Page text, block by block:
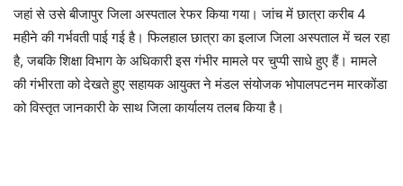
जहां से उसे बीजापुर जिला अस्पताल रेफर किया गया। जांच में छात्रा करीब 4
महीने की गर्भवती पाई गई है। फिलहाल छात्रा का इलाज जिला अस्पताल में चल रहा
है, जबकि शिक्षा विभाग के अधिकारी इस गंभीर मामले पर चुप्पी साधे हुए हैं। मामले
की गंभीरता को देखते हुए सहायक आयुक्त ने मंडल संयोजक भोपालपटनम मारकोंडा
को विस्तृत जानकारी के साथ जिला कार्यालय तलब किया है।